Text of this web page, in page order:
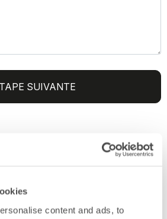
content and ads, to
SUIVANTE
VOS DESSINS